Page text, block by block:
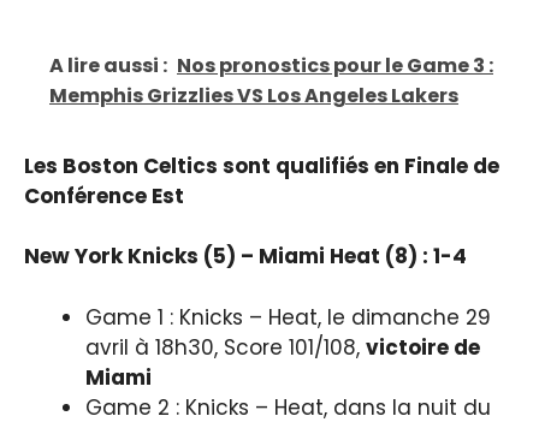
A lire aussi : Nos pronostics pour le Game 3 :
Memphis Grizzlies VS Los Angeles Lakers
Les Boston Celtics sont qualifiés en Finale de
Conférence Est
New York Knicks (5) – Miami Heat (8) : 1-4
Game 1 : Knicks – Heat, le dimanche 29
avril à 18h30, Score 101/108, victoire de
Miami
Game 2 : Knicks – Heat, dans la nuit du